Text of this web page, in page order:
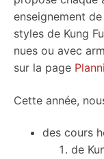
enseignement
styles de Kung
nues ou avec
sur la page
Cette année,
des cours
de